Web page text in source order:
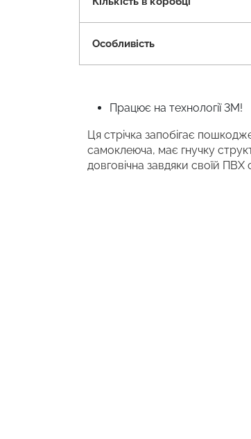
Особливість
Працює на технології 3M!
Ця стрічка запобігає
самоклеюча, має гнучку
довговічна завдяки своїй ПВХ